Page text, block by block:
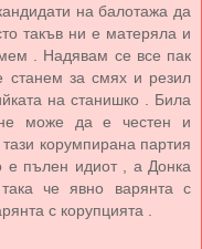
на балотажа да
такъв ни е матеряла и
. Надявам се все пак
за смях и резил
на станишко . Била
не може да е честен и
корумпирана партия
е пълен идиот , а Донка
така че явно варянта с
с корупцията .